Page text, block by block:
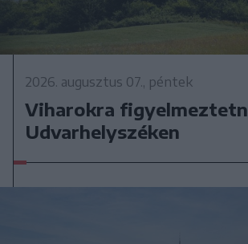
2026. augusztus 07., péntek
Viharokra
Udvarhelyszéken